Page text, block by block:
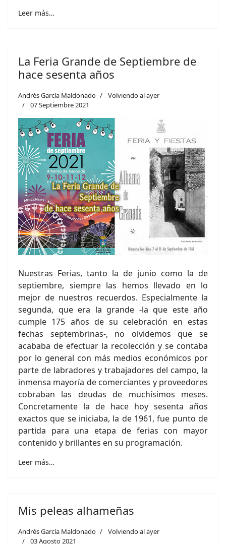
Leer más…
La Feria Grande de Septiembre de
hace sesenta años
Andrés García Maldonado
Volviendo al ayer
07 Septiembre 2021
Nuestras Ferias, tanto la de junio como la de
septiembre, siempre las hemos llevado en lo
mejor de nuestros recuerdos. Especialmente la
segunda, que era la grande -la que este año
cumple 175 años de su celebración en estas
fechas septembrinas-, no olvidemos que se
acababa de efectuar la recolección y se contaba
por lo general con más medios económicos por
parte de labradores y trabajadores del campo, la
inmensa mayoría de comerciantes y proveedores
cobraban las deudas de muchísimos meses.
Concretamente la de hace hoy sesenta años
exactos que se iniciaba, la de 1961, fue punto de
partida para una etapa de ferias con mayor
contenido y brillantes en su programación.
Leer más…
Mis peleas alhameñas
Andrés García Maldonado
Volviendo al ayer
03 Agosto 2021